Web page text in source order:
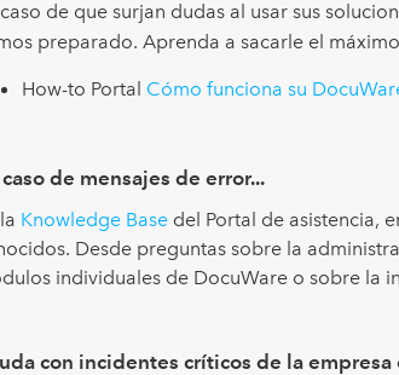
de que surjan dudas al usar sus
preparado. Aprenda a sacarle el
How-to Portal Cómo funciona su
caso de mensajes de error...
Knowledge Basedel Portal de asistencia,
Desde preguntas sobre la
individuales de DocuWare o sobre la
con incidentes críticos de la empresa